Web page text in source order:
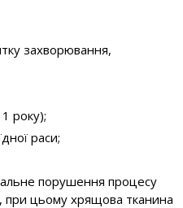
захворювання,
року);
раси;
порушення процесу
при цьому хрящова тканина